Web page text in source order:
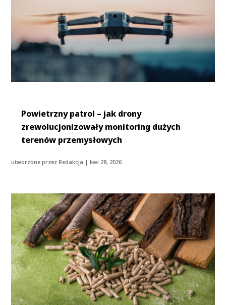
Powietrzny patrol – jak drony
zrewolucjonizowały monitoring dużych
terenów przemysłowych
utworzone przezRedakcja |kwi 28, 2026